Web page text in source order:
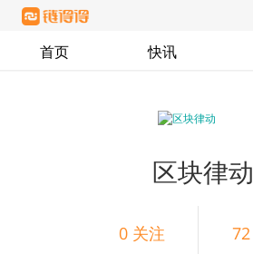
首页 快讯
区块律动
0关注 72